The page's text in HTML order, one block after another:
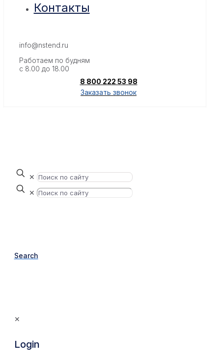
Контакты
info@nstend.ru
Работаем по будням
с 8.00 до 18.00
8 800 222 53 98
Заказать звонок
✕
✕
Search
✕
Login